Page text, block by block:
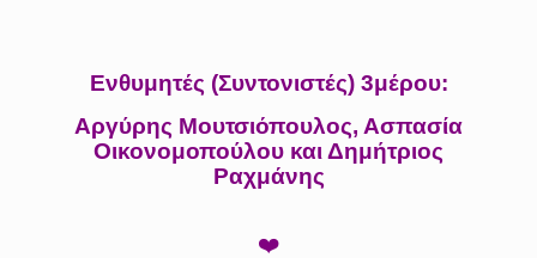
Ενθυμητές (Συντονιστές) 3μέρου:
Αργύρης Μουτσιόπουλος, Ασπασία
Οικονομοπούλου και Δημήτριος
Ραχμάνης
❤️